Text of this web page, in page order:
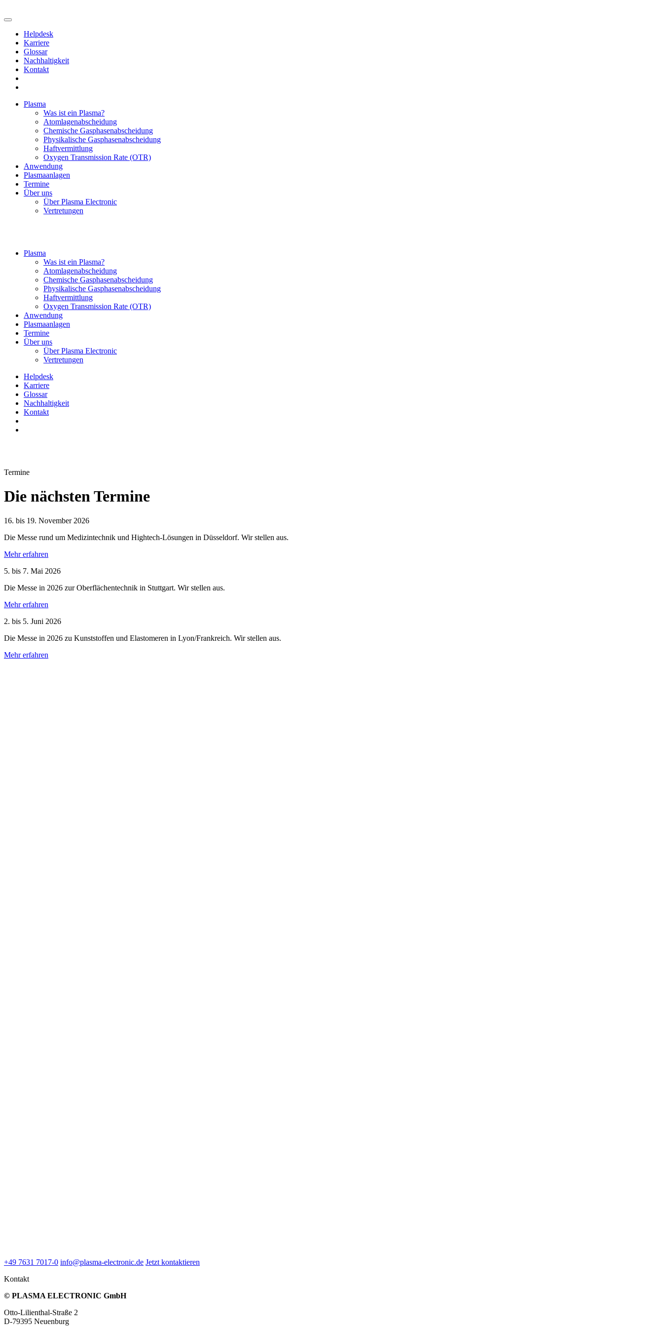
Helpdesk
Karriere
Glossar
Nachhaltigkeit
Kontakt
Plasma
Was ist ein Plasma?
Atomlagenabscheidung
Chemische Gasphasenabscheidung
Physikalische Gasphasenabscheidung
Haftvermittlung
Oxygen Transmission Rate (OTR)
Anwendung
Plasmaanlagen
Termine
Über uns
Über Plasma Electronic
Vertretungen
Plasma
Was ist ein Plasma?
Atomlagenabscheidung
Chemische Gasphasenabscheidung
Physikalische Gasphasenabscheidung
Haftvermittlung
Oxygen Transmission Rate (OTR)
Anwendung
Plasmaanlagen
Termine
Über uns
Über Plasma Electronic
Vertretungen
Helpdesk
Karriere
Glossar
Nachhaltigkeit
Kontakt
Termine
Die nächsten Termine
16. bis 19. November 2026
Die Messe rund um Medizintechnik und Hightech-Lösungen in Düsseldorf. Wir stellen aus.
Mehr erfahren
5. bis 7. Mai 2026
Die Messe in 2026 zur Oberflächentechnik in Stuttgart. Wir stellen aus.
Mehr erfahren
2. bis 5. Juni 2026
Die Messe in 2026 zu Kunststoffen und Elastomeren in Lyon/Frankreich. Wir stellen aus.
Mehr erfahren
+49 7631 7017-0 info@plasma-electronic.de Jetzt kontaktieren
Kontakt
© PLASMA ELECTRONIC GmbH
Otto-Lilienthal-Straße 2
D-79395 Neuenburg